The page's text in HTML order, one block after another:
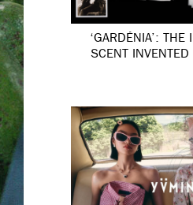
‘GARDÉNIA’: THE
SCENT